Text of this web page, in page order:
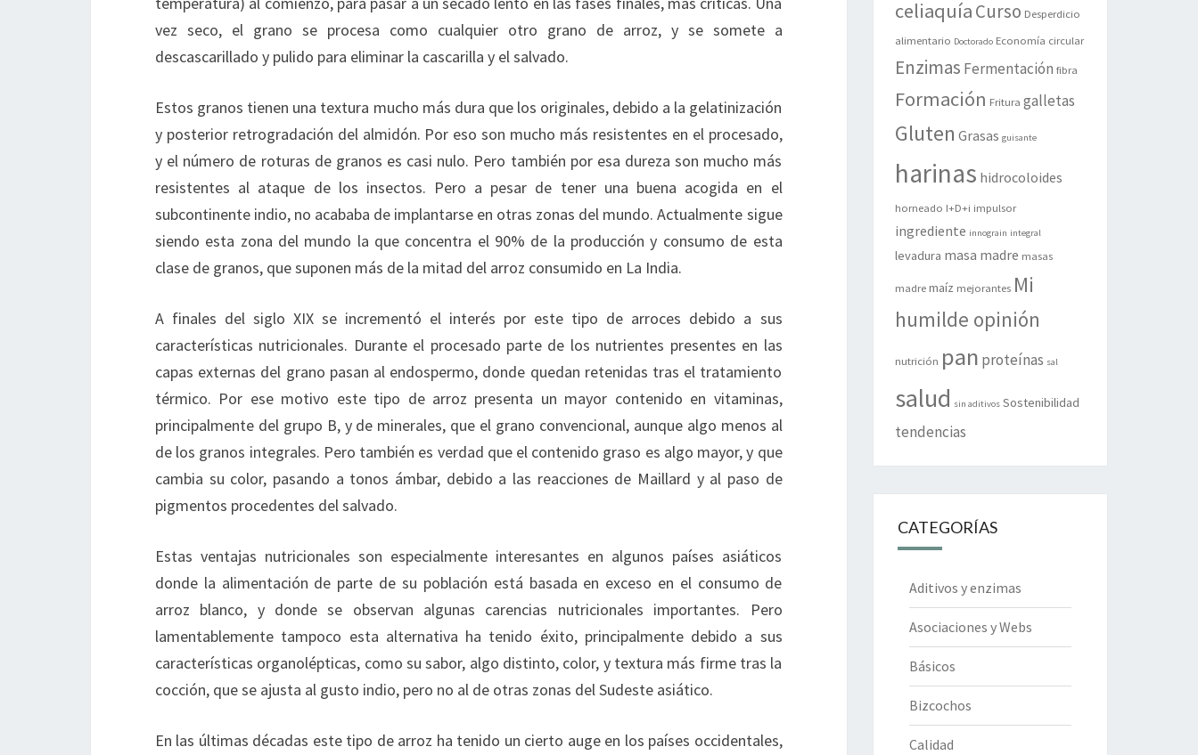
vez seco, el grano se procesa como cualquier otro grano de arroz, y se somete a
descascarillado y pulido para eliminar la cascarilla y el salvado.
Estos granos tienen una textura mucho más dura que los originales, debido a la gelatinización
y posterior retrogradación del almidón. Por eso son mucho más resistentes en el procesado,
y el número de roturas de granos es casi nulo. Pero también por esa dureza son mucho más
resistentes al ataque de los insectos. Pero a pesar de tener una buena acogida en el
subcontinente indio, no acababa de implantarse en otras zonas del mundo. Actualmente sigue
siendo esta zona del mundo la que concentra el 90% de la producción y consumo de esta
clase de granos, que suponen más de la mitad del arroz consumido en La India.
A finales del siglo XIX se incrementó el interés por este tipo de arroces debido a sus
características nutricionales. Durante el procesado parte de los nutrientes presentes en las
capas externas del grano pasan al endospermo, donde quedan retenidas tras el tratamiento
térmico. Por ese motivo este tipo de arroz presenta un mayor contenido en vitaminas,
principalmente del grupo B, y de minerales, que el grano convencional, aunque algo menos al
de los granos integrales. Pero también es verdad que el contenido graso es algo mayor, y que
cambia su color, pasando a tonos ámbar, debido a las reacciones de Maillard y al paso de
pigmentos procedentes del salvado.
Estas ventajas nutricionales son especialmente interesantes en algunos países asiáticos
donde la alimentación de parte de su población está basada en exceso en el consumo de
arroz blanco, y donde se observan algunas carencias nutricionales importantes. Pero
lamentablemente tampoco esta alternativa ha tenido éxito, principalmente debido a sus
características organolépticas, como su sabor, algo distinto, color, y textura más firme tras la
cocción, que se ajusta al gusto indio, pero no al de otras zonas del Sudeste asiático.
En las últimas décadas este tipo de arroz ha tenido un cierto auge en los países occidentales,
celiaquíaCurso Desperdicio
alimentario Doctorado Economía circular
Enzimas Fermentación fibra
Formación Fritura galletas
Gluten Grasas guisante
harinas hidrocoloides
horneado I+D+i impulsor
ingrediente innograin integral
levadura masa madre masas
madre maíz mejorantes Mi
humilde opinión
nutrición pan proteínas sal
salud sin aditivos Sostenibilidad
tendencias
CATEGORÍAS
Aditivos y enzimas
Asociaciones y Webs
Básicos
Bizcochos
Calidad